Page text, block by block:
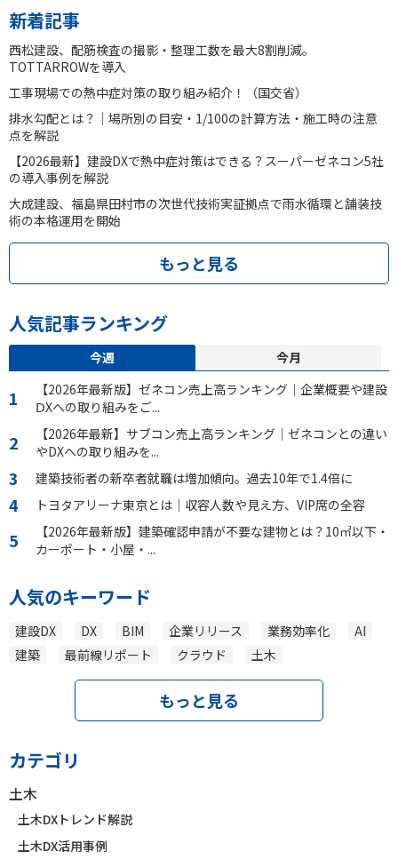
新着記事
西松建設、配筋検査の撮影・整理工数を最大8割削減。
TOTTARROWを導入
工事現場での熱中症対策の取り組み紹介！（国交省）
排水勾配とは？｜場所別の目安・1/100の計算方法・施工時の注意
点を解説
【2026最新】建設DXで熱中症対策はできる？スーパーゼネコン5社
の導入事例を解説
大成建設、福島県田村市の次世代技術実証拠点で雨水循環と舗装技
術の本格運用を開始
もっと見る
人気記事ランキング
今週
今月
【2026年最新版】ゼネコン売上高ランキング｜企業概要や建設
ⅮXへの取り組みをご...
【2026年最新】サブコン売上高ランキング｜ゼネコンとの違い
やDXへの取り組みを...
建築技術者の新卒者就職は増加傾向。過去10年で1.4倍に
トヨタアリーナ東京とは｜収容人数や見え方、VIP席の全容
【2026年最新版】建築確認申請が不要な建物とは？10㎡以下・
カーポート・小屋・...
人気のキーワード
建設DX DX BIM 企業リリース 業務効率化
AI
建築
最前線リポート クラウド 土木
もっと見る
カテゴリ
土木
土木DXトレンド解説
土木DX活用事例